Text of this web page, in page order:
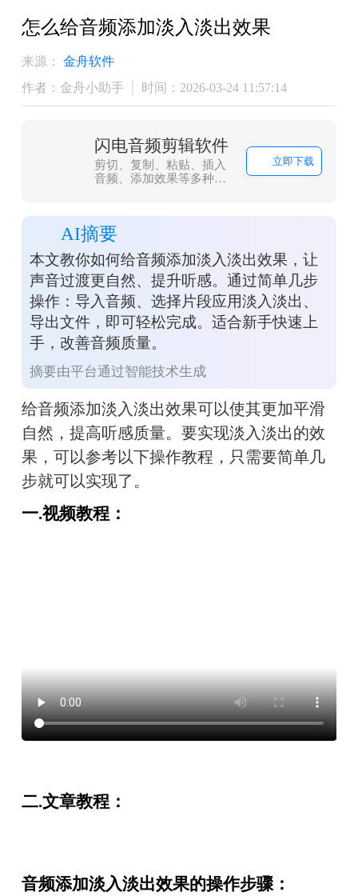
怎么给音频添加淡入淡出效果
来源：
金舟软件
作者：金舟小助手
时间：2026-03-24 11:57:14
闪电音频剪辑软件
剪切、复制、粘贴、插入
音频、添加效果等多种编
并制作铃声，为您的生活
增添了独特的个性。
立即下载
AI摘要
本文教你如何给音频添加淡入淡出效果，让
声音过渡更自然、提升听感。通过简单几步
操作：导入音频、选择片段应用淡入淡出、
导出文件，即可轻松完成。适合新手快速上
手，改善音频质量。
摘要由平台通过智能技术生成
给音频添加淡入淡出效果可以使其更加平滑
自然，提高听感质量。要实现淡入淡出的效
果，可以参考以下操作教程，只需要简单几
步就可以实现了。
一.视频教程：
二.文章教程：
音频添加淡入淡出效果的操作步骤：